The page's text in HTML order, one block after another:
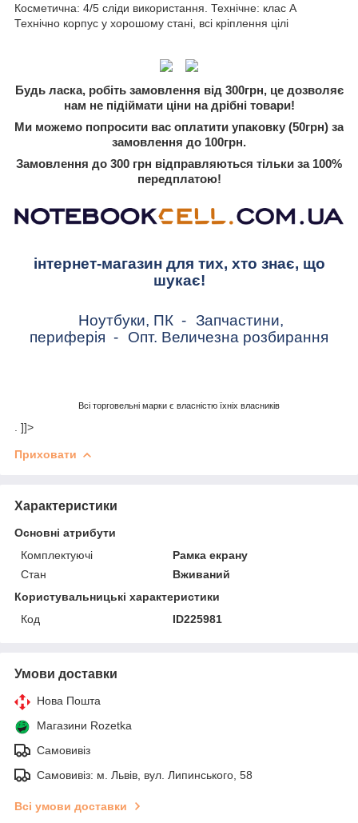
Косметична: 4/5 сліди використання. Технічне: клас A
Технічно корпус у хорошому стані, всі кріплення цілі
Будь ласка, робіть замовлення від 300грн, це дозволяє
нам не підіймати ціни на дрібні товари!
Ми можемо попросити вас оплатити упаковку (50грн) за
замовлення до 100грн.
Замовлення до 300 грн відправляються тільки за 100%
передплатою!
інтернет-магазин для тих, хто знає, що
шукає!
Ноутбуки, ПК - Запчастини,
периферія - Опт. Величезна розбирання
Всі торговельні марки є власністю їхніх власників
. ]]>
Приховати
Характеристики
Основні атрибути
Комплектуючі
Рамка екрану
Стан
Вживаний
Користувальницькі характеристики
Код
ID225981
Умови доставки
Нова Пошта
Магазини Rozetka
Самовивіз
Самовивіз: м. Львів, вул. Липинського, 58
Всі умови доставки